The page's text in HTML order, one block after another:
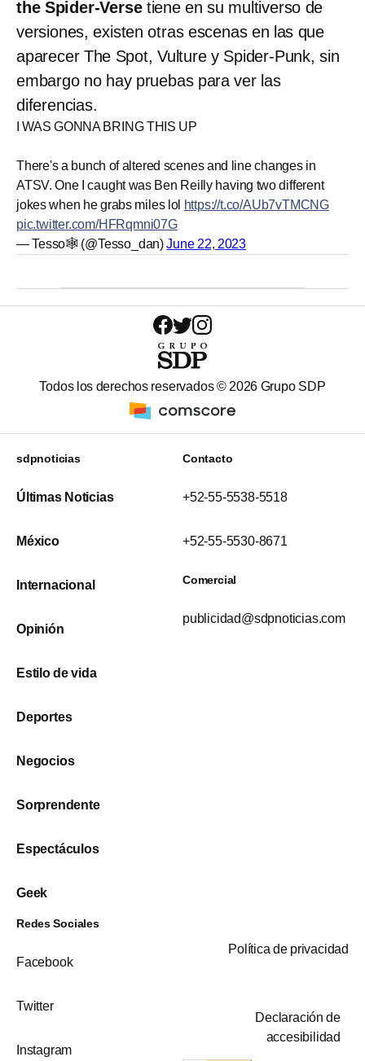
the Spider-Verse tiene en su multiverso de
versiones, existen otras escenas en las que
aparecer The Spot, Vulture y Spider-Punk, sin
embargo no hay pruebas para ver las
diferencias.
I WAS GONNA BRING THIS UP
There's a bunch of altered scenes and line changes in
ATSV. One I caught was Ben Reilly having two different
jokes when he grabs miles lol https://t.co/AUb7vTMCNG
pic.twitter.com/HFRqmni07G
— Tesso🕸️ (@Tesso_dan)June 22, 2023
Todos los derechos reservados © 2026 Grupo SDP
sdpnoticias
Últimas Noticias
México
Internacional
Opinión
Estilo de vida
Deportes
Negocios
Sorprendente
Espectáculos
Geek
Contacto
+52-55-5538-5518
+52-55-5530-8671
Comercial
publicidad@sdpnoticias.com
Redes Sociales
Facebook
Twitter
Instagram
Política de privacidad
Declaración de
accesibilidad